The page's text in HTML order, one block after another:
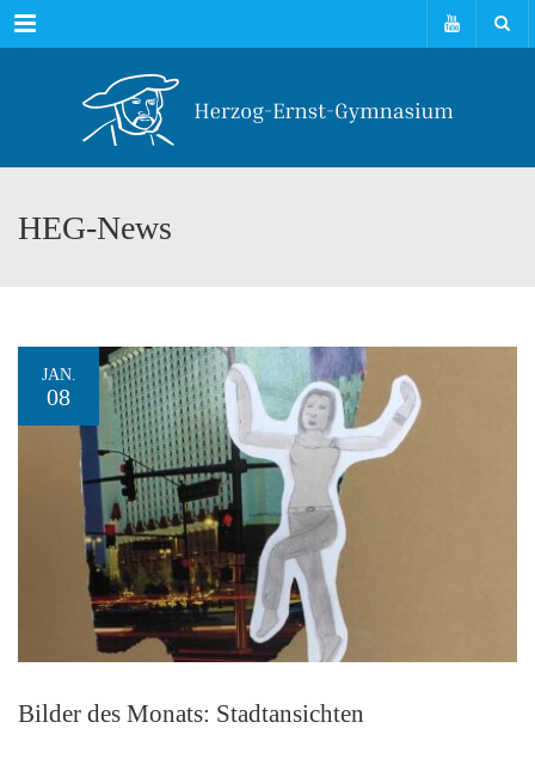
Menu
HEG-News
JAN.
08
Bilder des Monats: Stadtansichten